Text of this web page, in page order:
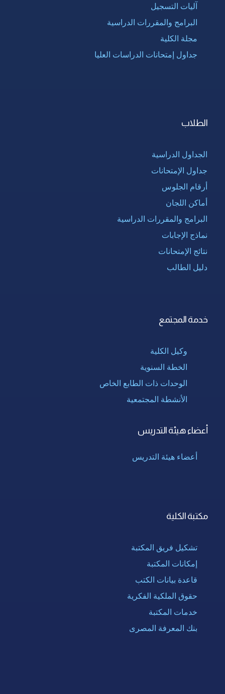
آليات التسجيل
البرامج والمقررات الدراسية
مجلة الكلية
جداول إمتحانات الدراسات العليا
الطلاب
الجداول الدراسية
جداول الإمتحانات
أرقام الجلوس
أماكن اللجان
البرامج والمقررات الدراسية
نماذج الإجابات
نتائج الإمتحانات
دليل الطالب
خدمة المجتمع
وكيل الكلية
الخطة السنوية
الوحدات ذات الطابع الخاص
الأنشطة المجتمعية
أعضاء هيئة التدريس
أعضاء هيئة التدريس
مكتبة الكلية
تشكيل فريق المكتبة
إمكانات المكتبة
قاعدة بيانات الكتب
حقوق الملكية الفكرية
خدمات المكتبة
بنك المعرفة المصرى